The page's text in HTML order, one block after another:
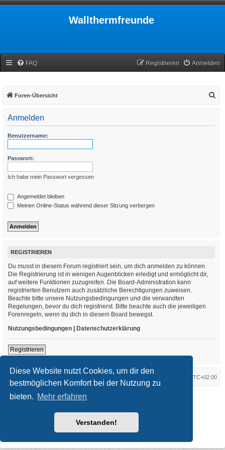
Diese Website nutzt Cookies, um dir den
bestmöglichen Komfort bei der Nutzung zu
bieten. Mehr erfahren
Verstanden!
Wallthermfreunde
FAQ Anmelden
Registrieren
Foren-Übersicht
Anmelden
Benutzername:
Passwort:
Ich habe mein Passwort vergessen
Angemeldet bleiben
Meinen Online-Status während dieser Sitzung verbergen
REGISTRIEREN
Du musst in diesem Forum registriert sein, um dich anmelden zu können.
Die Registrierung ist in wenigen Augenblicken erledigt und ermöglicht dir,
auf weitere Funktionen zuzugreifen. Die Board-Administration kann
registrierten Benutzern auch zusätzliche Berechtigungen zuweisen.
Beachte bitte unsere Nutzungsbedingungen und die verwandten
Regelungen, bevor du dich registrierst. Bitte beachte auch die jeweiligen
Forenregeln, wenn du dich in diesem Board bewegst.
Nutzungsbedingungen | Datenschutzerklärung
Registrieren
UTC+02:00
*Original Author:
*Updated to 3.3.x by
Powered by
® Forum Software © phpBB Limited
Deutsche Übersetzung durch
Datenschutz|Nutzungsbedingungen